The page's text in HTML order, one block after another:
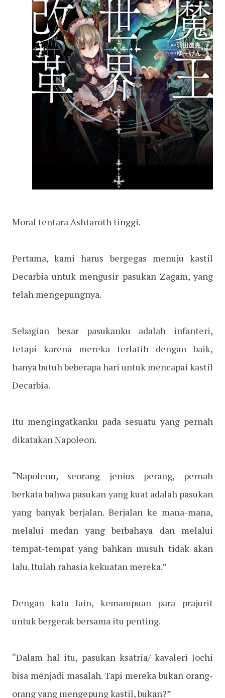
Moral tentara Ashtaroth tinggi.
Pertama, kami harus bergegas menuju kastil
Decarbia untuk mengusir pasukan Zagam, yang
telah mengepungnya.
Sebagian besar pasukanku adalah infanteri,
tetapi karena mereka terlatih dengan baik,
hanya butuh beberapa hari untuk mencapai kastil
Decarbia.
Itu mengingatkanku pada sesuatu yang pernah
dikatakan Napoleon.
“Napoleon, seorang jenius perang, pernah
berkata bahwa pasukan yang kuat adalah pasukan
yang banyak berjalan. Berjalan ke mana-mana,
melalui medan yang berbahaya dan melalui
tempat-tempat yang bahkan musuh tidak akan
lalu. Itulah rahasia kekuatan mereka.”
Dengan kata lain, kemampuan para prajurit
untuk bergerak bersama itu penting.
“Dalam hal itu, pasukan ksatria/ kavaleri Jochi
bisa menjadi masalah. Tapi mereka bukan orang-
orang yang mengepung kastil, bukan?”